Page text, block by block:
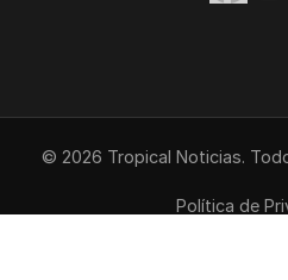
© 2026 Tropical Noticias.
Política de